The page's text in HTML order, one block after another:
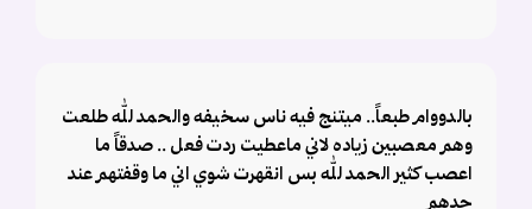
بالدووام طبعاً.. ميتنج فيه ناس سخيفه والحمد لله طلعت
وهم معصبين زياده لاني ماعطيت ردت فعل .. صدقاً ما
اعصب كثير الحمد لله بس انقهرت شوي اني ما وقفتهم عند